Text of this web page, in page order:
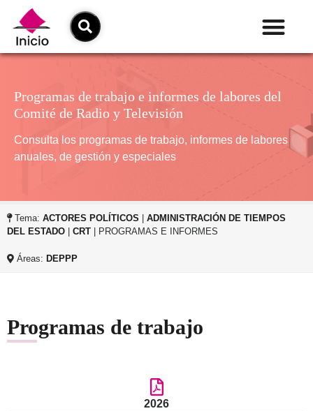
Programas de trabajo e informes de labores del
Comité de Radio y Televisión
Consulta los programas de trabajo, informes de labores
anuales, de gestión y especiales
Tema: ACTORES POLÍTICOS
ADMINISTRACIÓN DE TIEMPOS
DEL ESTADO
CRT | PROGRAMAS E INFORMES
Áreas: DEPPP
Programas de trabajo
2026